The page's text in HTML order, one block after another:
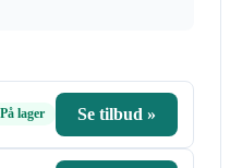
På lager Se tilbud »